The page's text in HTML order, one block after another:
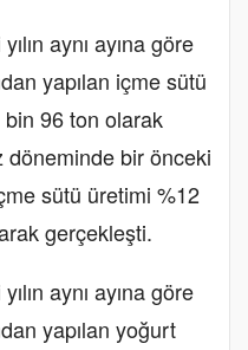
aynı ayına göre
yapılan içme sütü
96 ton olarak
döneminde bir önceki
sütü üretimi %12
gerçekleşti.
aynı ayına göre
yapılan yoğurt